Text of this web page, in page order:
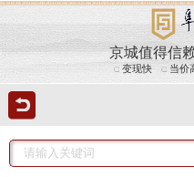
京城值得信
变现快 当价